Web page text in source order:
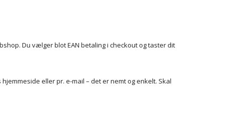
Du vælger blot EAN betaling i checkout og taster dit
eller pr. e-mail – det er nemt og enkelt. Skal